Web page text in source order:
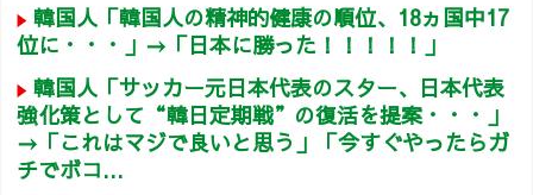
韓国人「韓国人の精神的健康の順位、18ヵ国中17
位に・・・」→「日本に勝った！！！！！」
韓国人「サッカー元日本代表のスター、日本代表
強化策として“韓日定期戦”の復活を提案・・・」
→「これはマジで良いと思う」「今すぐやったらガ
チでボコ...